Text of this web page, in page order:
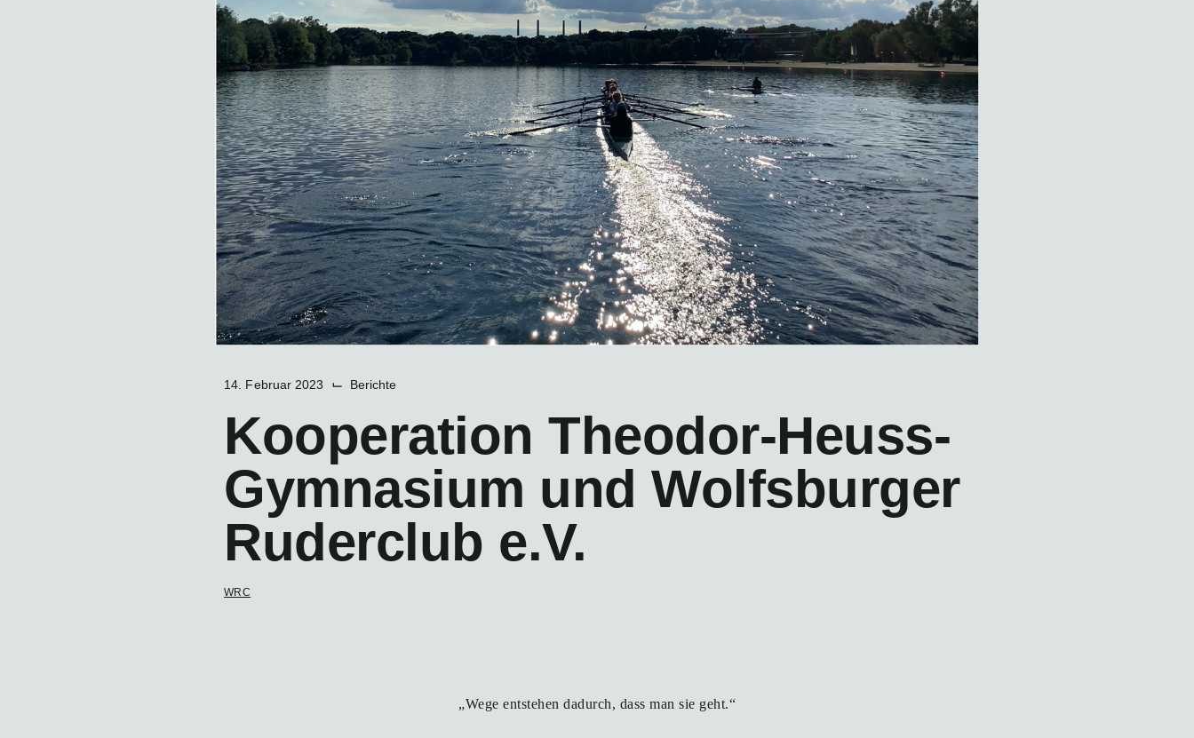
14. Februar 2023 ⌙ Berichte
Kooperation Theodor-Heuss-
Gymnasium und Wolfsburger
Ruderclub e.V.
WRC
„Wege entstehen dadurch, dass man sie geht.“